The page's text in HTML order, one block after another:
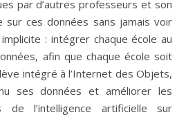
par d’autres professeurs et son
ces données sans jamais voir
: intégrer chaque école au
afin que chaque école soit
intégré à l’Internet des Objets,
ses données et améliorer les
de l’intelligence artificielle sur